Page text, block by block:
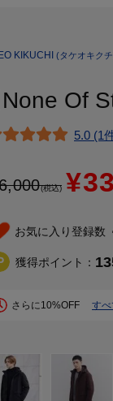
KIKUCHI (タケオキク
None Of
5.0 (1
(税込)
お気に入り登録数
獲得ポイント：
さらに10%OFF す